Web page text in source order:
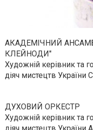
АКАДЕМІЧНИЙ
КЛЕЙНОДИ"
Художній керівник та
діяч мистецтв
ДУХОВИЙ ОРКЕСТР
Художній керівник та